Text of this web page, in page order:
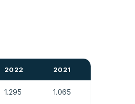
2022 2021
1.295 1.065